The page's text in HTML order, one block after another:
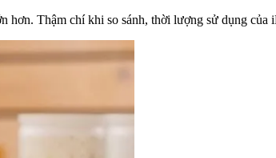
Thậm chí khi so sánh, thời lượng sử dụng của